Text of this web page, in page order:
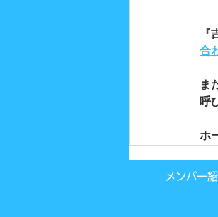
合
ま
呼
ホ
メンバー